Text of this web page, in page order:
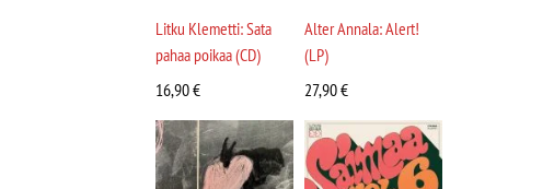
Litku Klemetti: Sata
pahaa poikaa (CD)
16,90€
Alter Annala: Alert!
(LP)
27,90€